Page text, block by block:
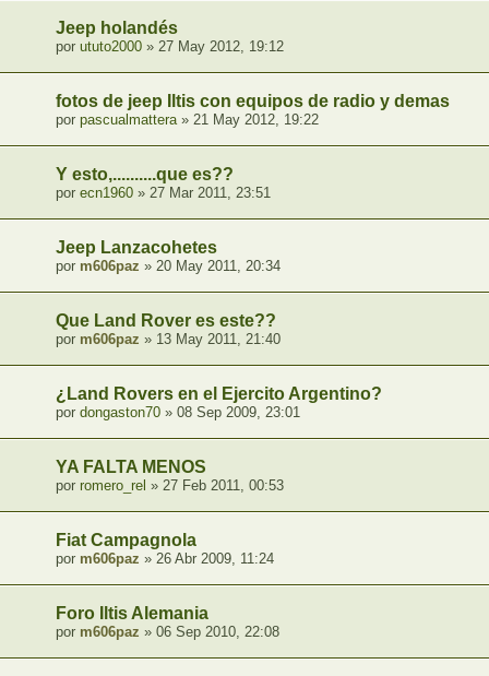
Jeep holandés
por ututo2000 » 27 May 2012, 19:12
fotos de jeep Iltis con equipos de radio y demas
por pascualmattera» 21 May 2012, 19:22
Y esto,..........que es??
por ecn1960 » 27 Mar 2011, 23:51
Jeep Lanzacohetes
por m606paz » 20 May 2011, 20:34
Que Land Rover es este??
por m606paz » 13 May 2011, 21:40
¿Land Rovers en el Ejercito Argentino?
por dongaston70 » 08 Sep 2009, 23:01
YA FALTA MENOS
por romero_rel » 27 Feb 2011, 00:53
Fiat Campagnola
por m606paz » 26 Abr 2009, 11:24
Foro Iltis Alemania
por m606paz » 06 Sep 2010, 22:08